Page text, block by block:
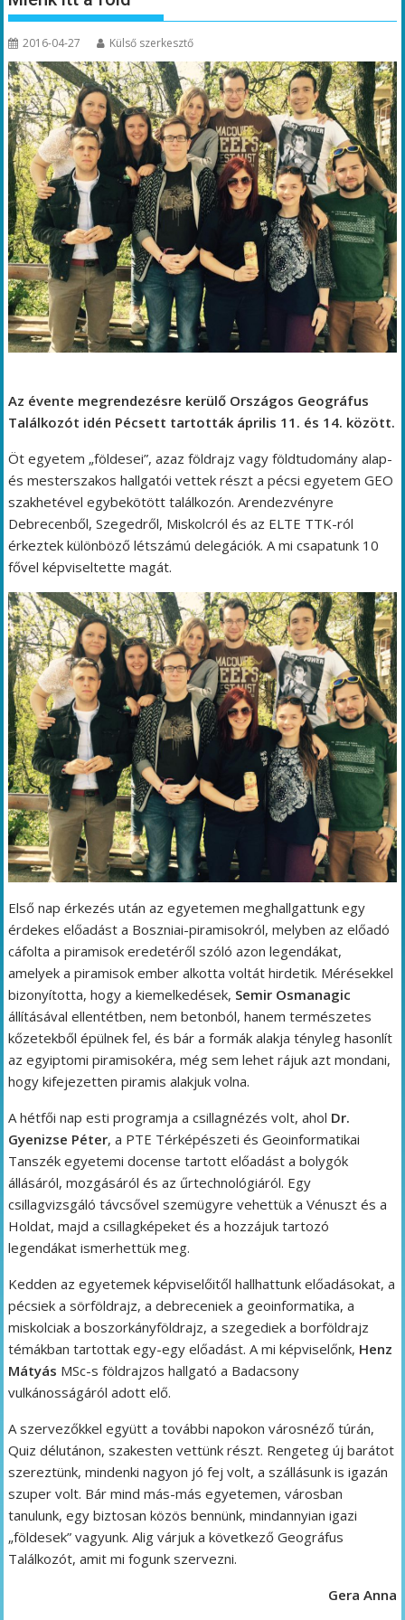
2016-04-27 Külső szerkesztő
Az évente megrendezésre kerülő Országos Geográfus
Találkozót idén Pécsett tartották április 11. és 14. között.
Öt egyetem „földesei”, azaz földrajz vagy földtudomány alap-
és mesterszakos hallgatói vettek részt a pécsi egyetem GEO
szakhetével egybekötött találkozón. Arendezvényre
Debrecenből, Szegedről, Miskolcról és az ELTE TTK-ról
érkeztek különböző létszámú delegációk. A mi csapatunk 10
fővel képviseltette magát.
Első nap érkezés után az egyetemen meghallgattunk egy
érdekes előadást a Boszniai-piramisokról, melyben az előadó
cáfolta a piramisok eredetéről szóló azon legendákat,
amelyek a piramisok ember alkotta voltát hirdetik. Mérésekkel
bizonyította, hogy a kiemelkedések, Semir Osmanagic
állításával ellentétben, nem betonból, hanem természetes
kőzetekből épülnek fel, és bár a formák alakja tényleg hasonlít
az egyiptomi piramisokéra, még sem lehet rájuk azt mondani,
hogy kifejezetten piramis alakjuk volna.
A hétfői nap esti programja a csillagnézés volt, ahol Dr.
Gyenizse Péter, a PTE Térképészeti és Geoinformatikai
Tanszék egyetemi docense tartott előadást a bolygók
állásáról, mozgásáról és az űrtechnológiáról. Egy
csillagvizsgáló távcsővel szemügyre vehettük a Vénuszt és a
Holdat, majd a csillagképeket és a hozzájuk tartozó
legendákat ismerhettük meg.
Kedden az egyetemek képviselőitől hallhattunk előadásokat, a
pécsiek a sörföldrajz, a debreceniek a geoinformatika, a
miskolciak a boszorkányföldrajz, a szegediek a borföldrajz
témákban tartottak egy-egy előadást. A mi képviselőnk, Henz
Mátyás MSc-s földrajzos hallgató a Badacsony
vulkánosságáról adott elő.
A szervezőkkel együtt a további napokon városnéző túrán,
Quiz délutánon, szakesten vettünk részt. Rengeteg új barátot
szereztünk, mindenki nagyon jó fej volt, a szállásunk is igazán
szuper volt. Bár mind más-más egyetemen, városban
tanulunk, egy biztosan közös bennünk, mindannyian igazi
„földesek” vagyunk. Alig várjuk a következő Geográfus
Találkozót, amit mi fogunk szervezni.
Gera Anna